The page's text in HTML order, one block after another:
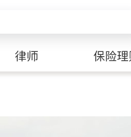
律师 保险